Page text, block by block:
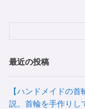
最近の投稿
【ハンドメイドの
説。首輪を手作りし